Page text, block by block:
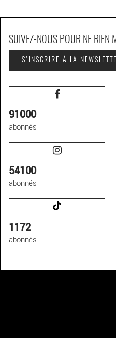
SUIVEZ-NOUS POUR NE RIEN
S'INSCRIRE À LA
91000
abonnés
54100
abonnés
1172
abonnés